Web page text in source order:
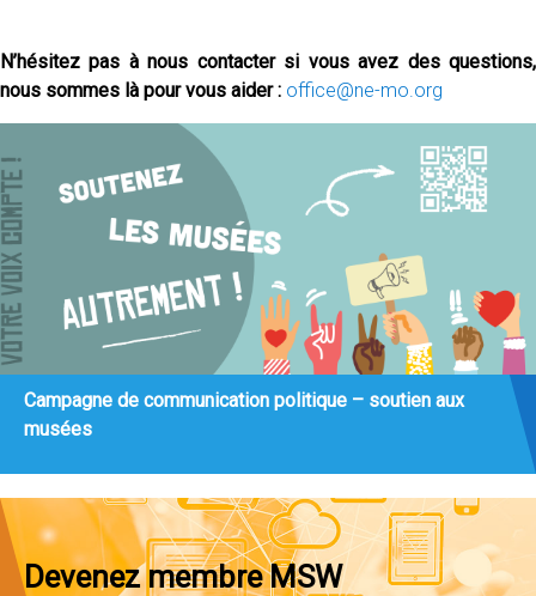
N’hésitez pas à nous contacter si vous avez des questions,
nous sommes là pour vous aider : office@ne-mo.org
Campagne de communication politique – soutien aux
musées
Devenez membre MSW